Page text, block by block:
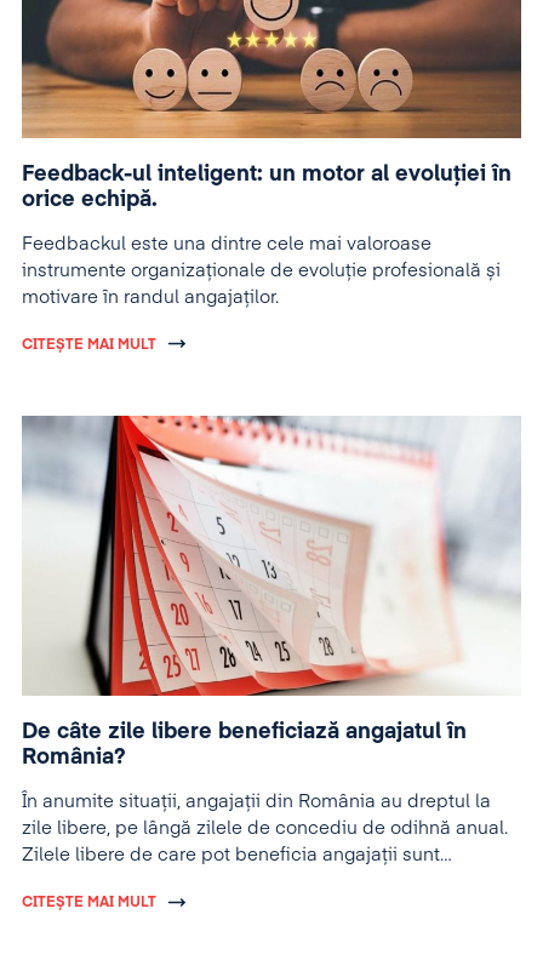
Feedback-ul inteligent: un motor al evoluției în
orice echipă.
Feedbackul este una dintre cele mai valoroase
instrumente organizaționale de evoluție profesională și
motivare în randul angajaților.
CITEȘTE MAI MULT
De câte zile libere beneficiază angajatul în
România?
În anumite situații, angajații din România au dreptul la
zile libere, pe lângă zilele de concediu de odihnă anual.
Zilele libere de care pot beneficia angajații sunt
CITEȘTE MAI MULT